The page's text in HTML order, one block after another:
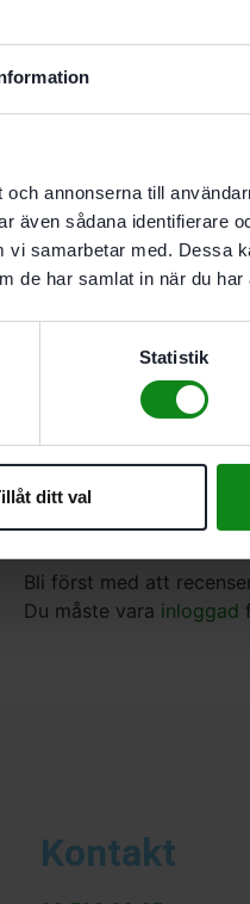
annonserna till
även sådana identifierare
samarbetar med. Dessa
de har samlat in när du
Statistik
ditt val
Snabb eftermontering
skuggfri belysning över
sågområdet till höger.
sågningar. Tack vare den
kan den magnetiska LED-
Lampan har en indikering
Beskrivning
Recensioner (0)
Passar till
TS 55, TSC 55,
Det finns inga
Bli först med att
Du måste vara inloggad
Kontakt